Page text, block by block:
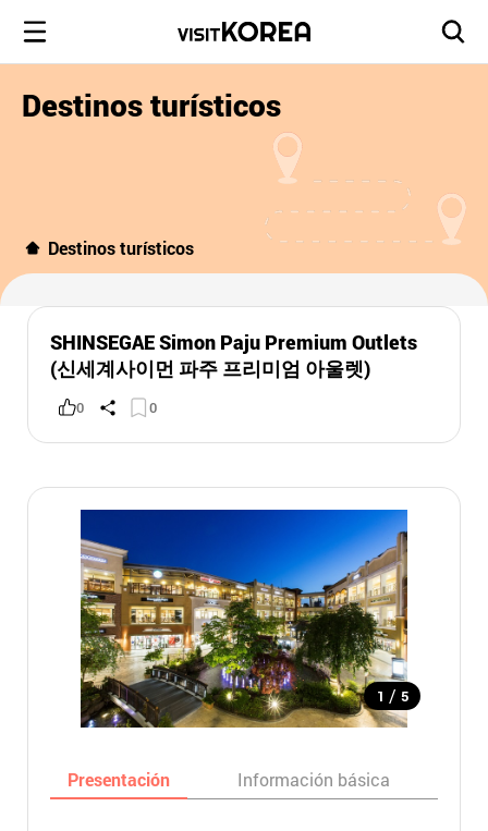
Destinos turísticos
Destinos turísticos
SHINSEGAE Simon Paju Premium Outlets
(신세계사이먼 파주 프리미엄 아울렛)
0 0
1 / 5
Presentación Información básica